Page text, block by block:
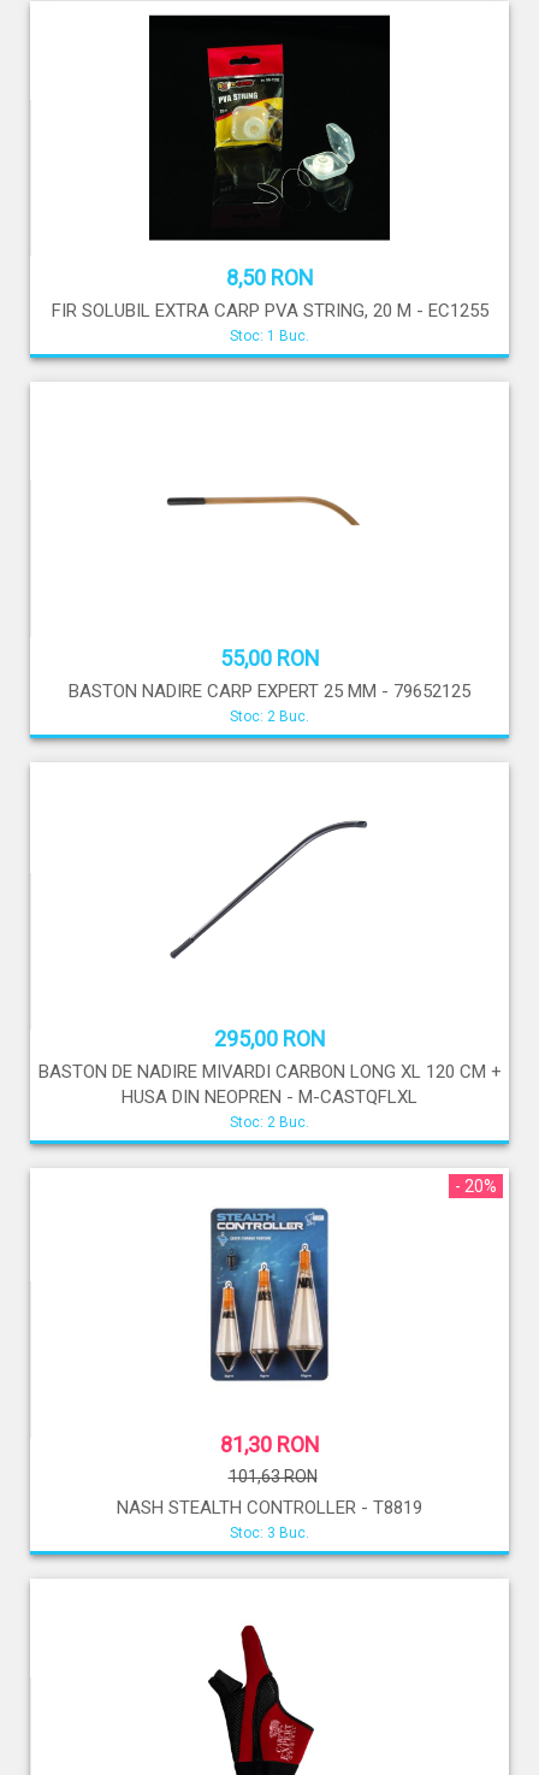
8,50 RON
FIR SOLUBIL EXTRA CARP PVA STRING, 20 M - EC1255
Stoc: 1 Buc.
55,00 RON
BASTON NADIRE CARP EXPERT 25 MM - 79652125
Stoc: 2 Buc.
295,00 RON
BASTON DE NADIRE MIVARDI CARBON LONG XL 120 CM +
HUSA DIN NEOPREN - M-CASTQFLXL
Stoc: 2 Buc.
- 20%
81,30 RON
101,63 RON
NASH STEALTH CONTROLLER - T8819
Stoc: 3 Buc.